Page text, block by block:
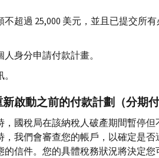
超過 25,000 美元，並且已提交所
人身分申請付款計畫。
啟動之前的付款計劃（分期
國稅局在該納稅人破產期間暫停
我們會審查您的帳戶，以確定是
信件。您的具體稅務狀況將決定